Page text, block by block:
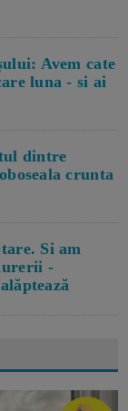
Avem cate
luna - si ai
dintre
crunta
Si am
-